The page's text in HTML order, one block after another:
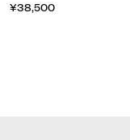
¥38,500